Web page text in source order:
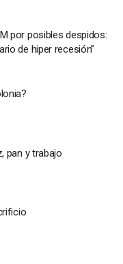
por posibles despidos:
de hiper recesión”
pan y trabajo